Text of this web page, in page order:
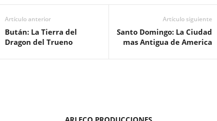
Artículo anterior
Bután: La Tierra del
Dragon del Trueno
Artículo siguiente
Santo Domingo: La Ciudad
mas Antigua de America